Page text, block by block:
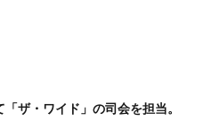
ザ・ワイド」の司会を担当。